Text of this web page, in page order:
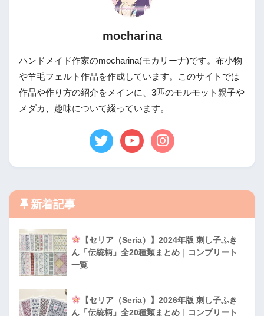
mocharina
ハンドメイド作家のmocharina(モカリーナ)です。布小物
や羊毛フェルト作品を作成しています。このサイトでは
作品や作り方の紹介をメインに、3匹のモルモット親子や
メダカ、趣味について綴っています。
新着記事
【セリア（Seria）】2024年版 刺し子ふき
ん「伝統柄」全20種類まとめ｜コンプリート
一覧
【セリア（Seria）】2026年版 刺し子ふき
ん「伝統柄」全20種類まとめ｜コンプリート